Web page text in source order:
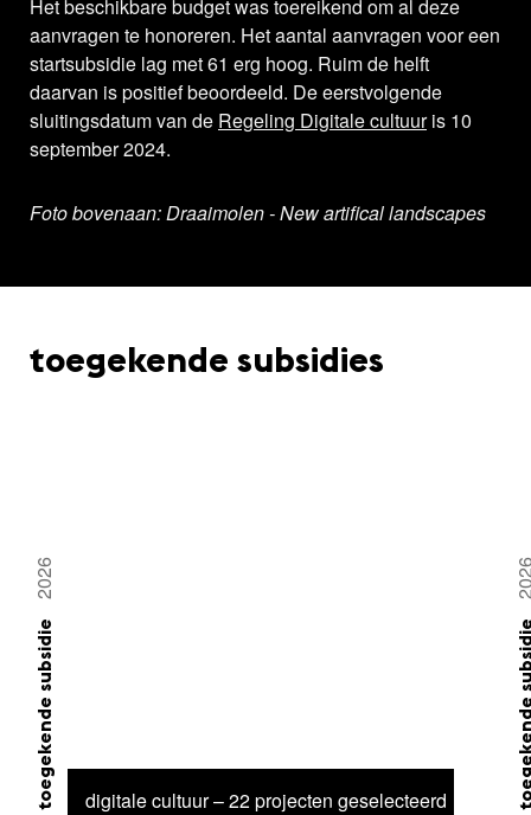
Het beschikbare budget was toereikend om al deze
aanvragen te honoreren. Het aantal aanvragen voor een
startsubsidie lag met 61 erg hoog. Ruim de helft
daarvan is positief beoordeeld. De eerstvolgende
sluitingsdatum van de Regeling Digitale cultuuris 10
september 2024.
Foto bovenaan: Draaimolen - New artifical landscapes
toegekende subsidies
digitale cultuur – 22 projecten geselecteerd
toegekende subsidie
2026